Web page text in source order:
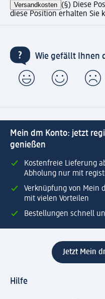
Versandkosten (§) Diese
diese Position erhalten Sie
Wie gefällt Ihnen
Mein dm Konto: jetzt
genießen
Kostenfreie Lieferung
Abholung nur mit
Verknüpfung von Mein
mit vielen Vorteilen
Bestellungen schnell
Jetzt Mein
Hilfe